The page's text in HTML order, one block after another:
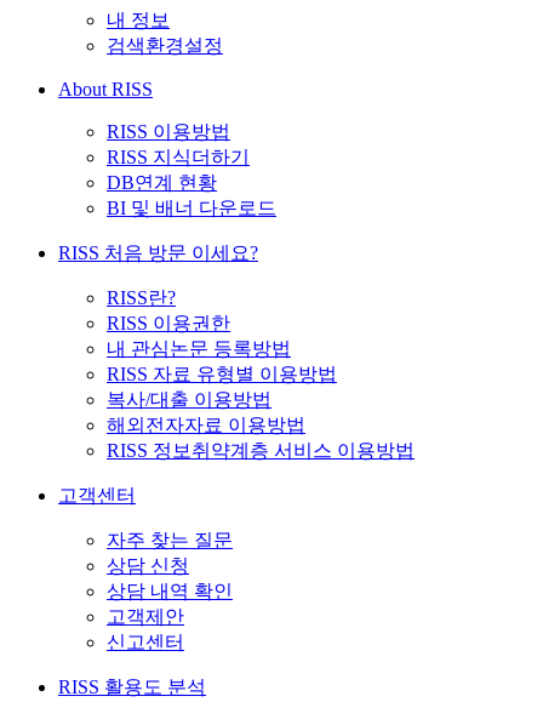
내 정보
검색환경설정
About RISS
RISS 이용방법
RISS 지식더하기
DB연계 현황
BI 및 배너 다운로드
RISS 처음 방문 이세요?
RISS란?
RISS 이용권한
내 관심논문 등록방법
RISS 자료 유형별 이용방법
복사/대출 이용방법
해외전자자료 이용방법
RISS 정보취약계층 서비스 이용방법
고객센터
자주 찾는 질문
상담 신청
상담 내역 확인
고객제안
신고센터
RISS 활용도 분석